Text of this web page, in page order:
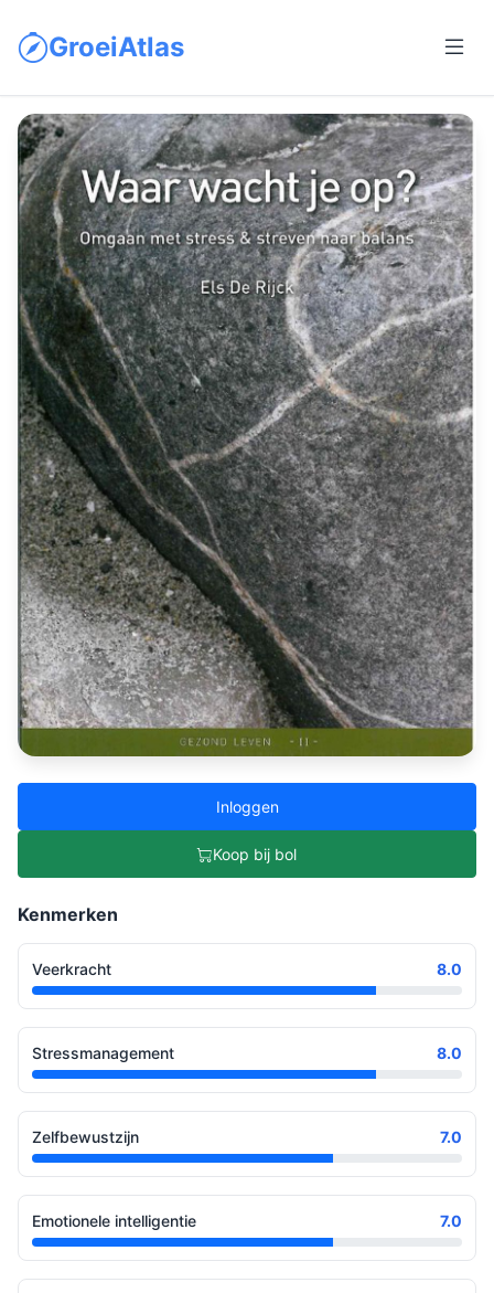
GroeiAtlas
Inloggen
Koop bij bol
Kenmerken
Veerkracht 8.0
Stressmanagement 8.0
Zelfbewustzijn 7.0
Emotionele intelligentie 7.0